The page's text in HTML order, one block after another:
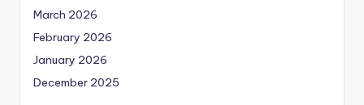
March 2026
February 2026
January 2026
December 2025